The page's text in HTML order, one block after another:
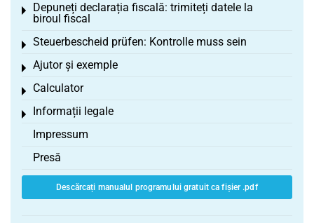
Depuneți declarația fiscală: trimiteți datele la
biroul fiscal
Toggle menu
Steuerbescheid prüfen: Kontrolle muss sein
Toggle menu
Ajutor și exemple
Toggle menu
Calculator
Toggle menu
Informații legale
Toggle menu
Impressum
Presă
Descărcați manualul programului gratuit ca fișier .pdf